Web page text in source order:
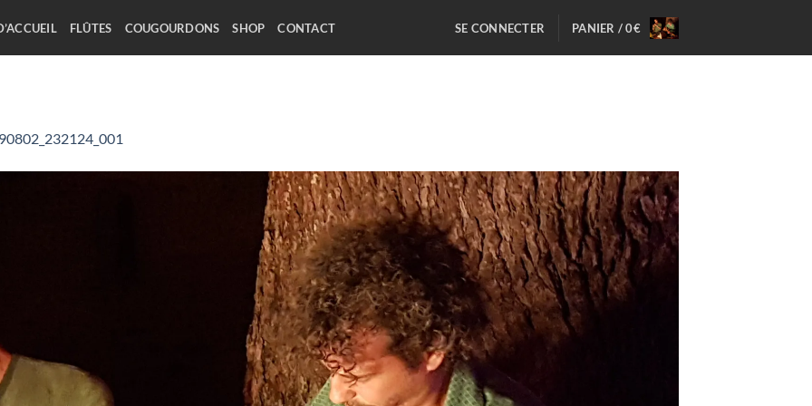
FLÛTES COUGOURDONS SHOP CONTACT SE CONNECTER PANIER /0€